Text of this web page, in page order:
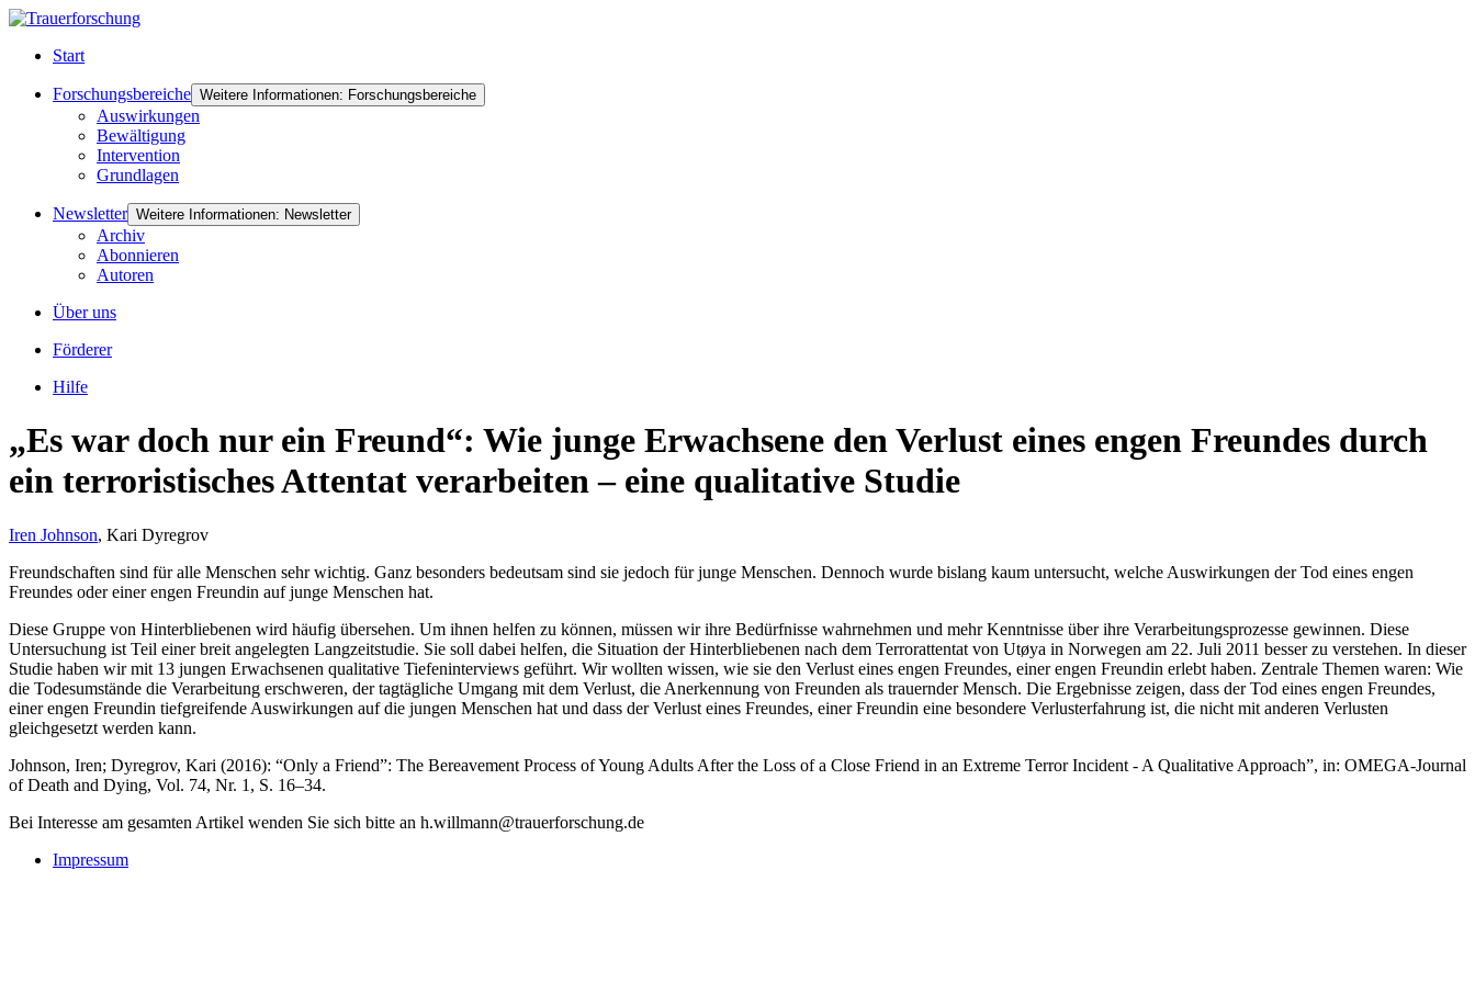
Start
Forschungsbereiche Weitere Informationen: Forschungsbereiche
Auswirkungen
Bewältigung
Intervention
Grundlagen
Newsletter Weitere Informationen: Newsletter
Archiv
Abonnieren
Autoren
Über uns
Förderer
Hilfe
„Es war doch nur ein Freund“: Wie junge Erwachsene den Verlust eines engen Freundes durch
ein terroristisches Attentat verarbeiten – eine qualitative Studie
Iren Johnson, Kari Dyregrov
Freundschaften sind für alle Menschen sehr wichtig. Ganz besonders bedeutsam sind sie jedoch für junge Menschen. Dennoch wurde bislang kaum untersucht, welche Auswirkungen der Tod eines engen
Freundes oder einer engen Freundin auf junge Menschen hat.
Diese Gruppe von Hinterbliebenen wird häufig übersehen. Um ihnen helfen zu können, müssen wir ihre Bedürfnisse wahrnehmen und mehr Kenntnisse über ihre Verarbeitungsprozesse gewinnen. Diese
Untersuchung ist Teil einer breit angelegten Langzeitstudie. Sie soll dabei helfen, die Situation der Hinterbliebenen nach dem Terrorattentat von Utøya in Norwegen am 22. Juli 2011 besser zu verstehen. In dieser
Studie haben wir mit 13 jungen Erwachsenen qualitative Tiefeninterviews geführt. Wir wollten wissen, wie sie den Verlust eines engen Freundes, einer engen Freundin erlebt haben. Zentrale Themen waren: Wie
die Todesumstände die Verarbeitung erschweren, der tagtägliche Umgang mit dem Verlust, die Anerkennung von Freunden als trauernder Mensch. Die Ergebnisse zeigen, dass der Tod eines engen Freundes,
einer engen Freundin tiefgreifende Auswirkungen auf die jungen Menschen hat und dass der Verlust eines Freundes, einer Freundin eine besondere Verlusterfahrung ist, die nicht mit anderen Verlusten
gleichgesetzt werden kann.
Johnson, Iren; Dyregrov, Kari (2016): “Only a Friend”: The Bereavement Process of Young Adults After the Loss of a Close Friend in an Extreme Terror Incident - A Qualitative Approach”, in: OMEGA-Journal
of Death and Dying, Vol. 74, Nr. 1, S. 16–34.
Bei Interesse am gesamten Artikel wenden Sie sich bitte an h.willmann@trauerforschung.de
Impressum